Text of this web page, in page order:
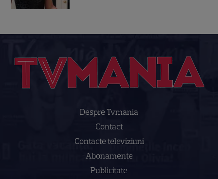
Despre Tvmania
Contact
Contacte televiziuni
Abonamente
Publicitate